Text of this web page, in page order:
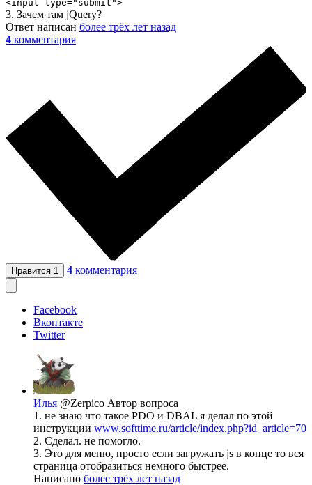
<input type="submit">
3. Зачем там jQuery?
Ответ написан более трёх лет назад
4 комментария
Нравится 1 4 комментария
Facebook
Вконтакте
Twitter
Илья @Zerpico Автор вопроса
1. не знаю что такое PDO и DBAL я делал по этой
инструкции www.softtime.ru/article/index.php?id_article=70
2. Сделал. не помогло.
3. Это для меню, просто если загружать js в конце то вся
страница отобразиться немного быстрее.
Написано более трёх лет назад